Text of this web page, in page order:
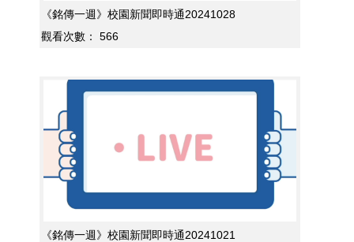
《銘傳一週》校園新聞即時通20241028
觀看次數：
566
《銘傳一週》校園新聞即時通20241021